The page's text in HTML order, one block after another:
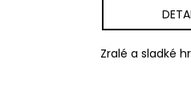
Zralé a sladké